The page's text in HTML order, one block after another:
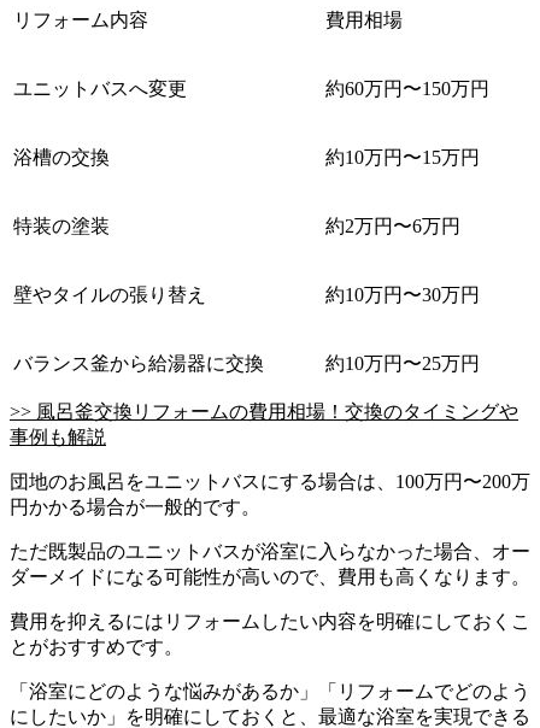
リフォーム内容 費用相場
ユニットバスへ変更 約60万円〜150万円
浴槽の交換 約10万円〜15万円
特装の塗装 約2万円〜6万円
壁やタイルの張り替え 約10万円〜30万円
バランス釜から給湯器に交換 約10万円〜25万円
>> 風呂釜交換リフォームの費用相場！交換のタイミングや
事例も解説
団地のお風呂をユニットバスにする場合は、100万円〜200万
円かかる場合が一般的です。
ただ既製品のユニットバスが浴室に入らなかった場合、オー
ダーメイドになる可能性が高いので、費用も高くなります。
費用を抑えるにはリフォームしたい内容を明確にしておくこ
とがおすすめです。
「浴室にどのような悩みがあるか」「リフォームでどのよう
にしたいか」を明確にしておくと、最適な浴室を実現できる